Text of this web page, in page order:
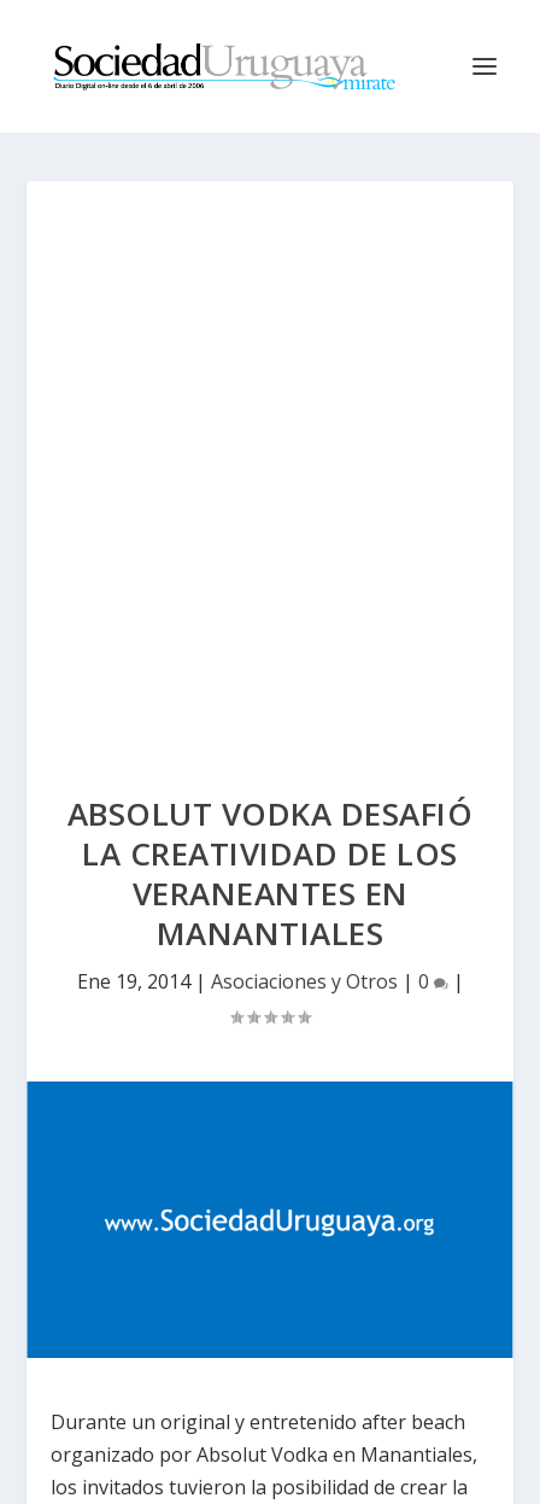
ABSOLUT VODKA DESAFIÓ
LA CREATIVIDAD DE LOS
VERANEANTES EN
MANANTIALES
Ene 19, 2014| Asociaciones y Otros | 0 |
Durante un original y entretenido after beach
organizado por Absolut Vodka en Manantiales,
los invitados tuvieron la posibilidad de crear la